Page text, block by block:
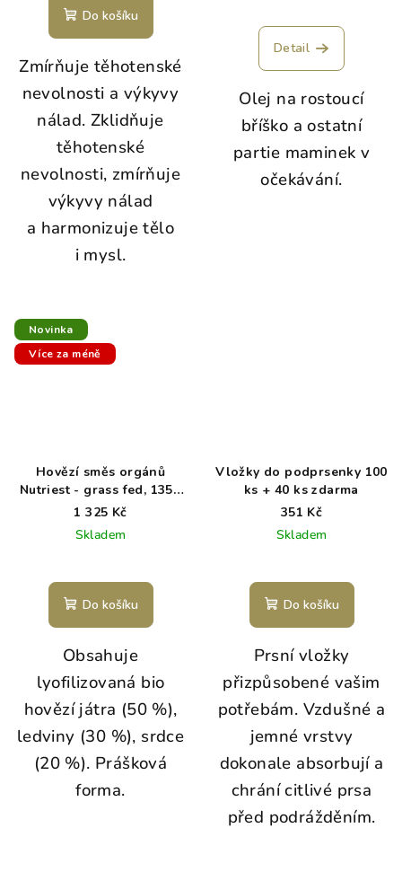
Do košíku
Zmírňuje těhotenské
nevolnosti a výkyvy
nálad. Zklidňuje
těhotenské
nevolnosti, zmírňuje
výkyvy nálad
a harmonizuje tělo
i mysl.
Detail
Olej na rostoucí
bříško a ostatní
partie maminek v
očekávání.
Novinka
Více za méně
Hovězí směs orgánů
Nutriest - grass fed, 135g
v prášku
1 325 Kč
Skladem
hodnocení
produktu
z
hvězdiček.
Do košíku
Obsahuje
lyofilizovaná bio
hovězí játra (50 %),
ledviny (30 %), srdce
(20 %). Prášková
forma.
Vložky do podprsenky 100
ks + 40 ks zdarma
351 Kč
Skladem
Do košíku
Prsní vložky
přizpůsobené vašim
potřebám. Vzdušné a
jemné vrstvy
dokonale absorbují a
chrání citlivé prsa
před podrážděním.